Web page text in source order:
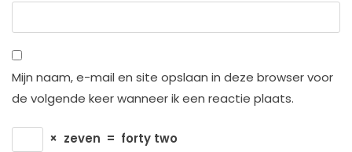
Mijn naam, e-mail en site opslaan in deze browser voor
de volgende keer wanneer ik een reactie plaats.
× zeven = forty two